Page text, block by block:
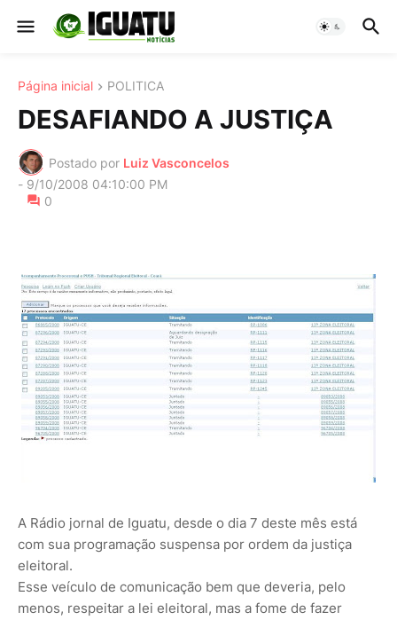
Página inicial POLITICA
DESAFIANDO A JUSTIÇA
Postado por Luiz Vasconcelos
- 9/10/2008 04:10:00 PM
0
A Rádio jornal de Iguatu, desde o dia 7 deste mês está
com sua programação suspensa por ordem da justiça
eleitoral.
Esse veículo de comunicação bem que deveria, pelo
menos, respeitar a lei eleitoral, mas a fome de fazer